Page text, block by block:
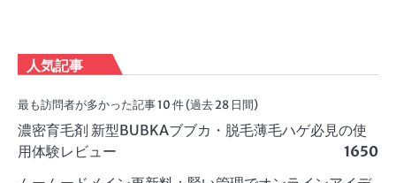
人気記事
最も訪問者が多かった記事 10 件 (過去 28 日間)
濃密育毛剤 新型BUBKAブブカ・脱毛薄毛ハゲ必見の使
用体験レビュー
1650